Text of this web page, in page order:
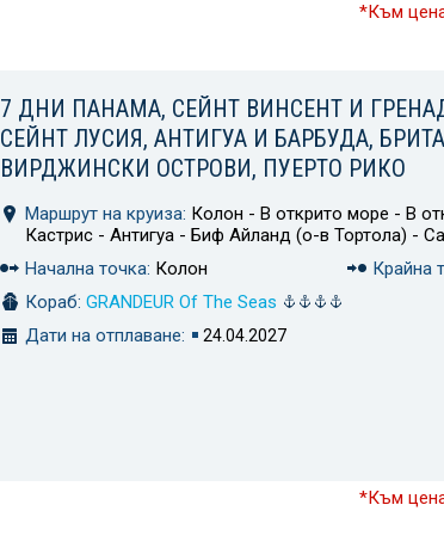
*Към
7 ДНИ ПАНАМА, СЕЙНТ ВИНСЕНТ И
СЕЙНТ ЛУСИЯ, АНТИГУА И БАРБУДА,
ВИРДЖИНСКИ ОСТРОВИ, ПУЕРТО РИКО
Маршрут на круиза: Колон - В открито море - В
Кастрис - Антигуа - Биф Айланд (о-в Тортола) -
Начална точка: Колон Крайна
Кораб: GRANDEUR Of The Seas
Дати на отплаване:
24.04.2027
*Към